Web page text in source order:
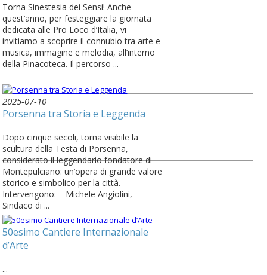
Torna Sinestesia dei Sensi! Anche
quest’anno, per festeggiare la giornata
dedicata alle Pro Loco d’Italia, vi
invitiamo a scoprire il connubio tra arte e
musica, immagine e melodia, all’interno
della Pinacoteca. Il percorso ...
2025-07-10
Porsenna tra Storia e Leggenda
Dopo cinque secoli, torna visibile la
scultura della Testa di Porsenna,
considerato il leggendario fondatore di
Montepulciano: un’opera di grande valore
storico e simbolico per la città.
Intervengono: – Michele Angiolini,
Sindaco di ...
50esimo Cantiere Internazionale
d’Arte
...